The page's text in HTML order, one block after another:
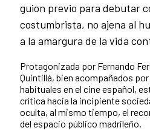
guion previo para debutar
costumbrista, no ajena al
a la amargura de la vida
Protagonizada por Fernando
Quintillá, bien acompañados
habituales en el cine español,
crítica hacia la incipiente
oculta, al mismo tiempo, el
del espacio público madrileño.